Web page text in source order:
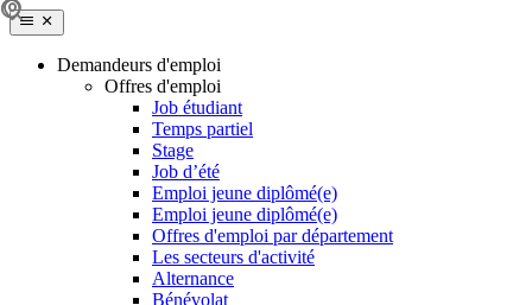
Demandeurs d'emploi
Offres d'emploi
Job étudiant
Temps partiel
Stage
Job d’été
Emploi jeune diplômé(e)
Emploi jeune diplômé(e)
Offres d'emploi par département
Les secteurs d'activité
Alternance
Bénévolat